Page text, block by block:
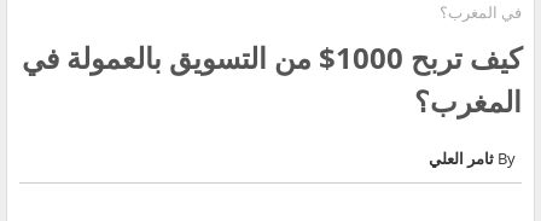
في المغرب؟
كيف تربح 1000$ من التسويق بالعمولة في
المغرب؟
ثامر العلي